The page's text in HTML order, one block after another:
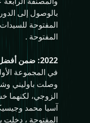
بالوصول إلى
المفتوحة
المفتوحة .
2022: ضمن أفضل 50، أول فوز ضمن أفضل 10
في المجموعة
وصلت باوليني
الزوجي، لكنهما
آسيا محمد